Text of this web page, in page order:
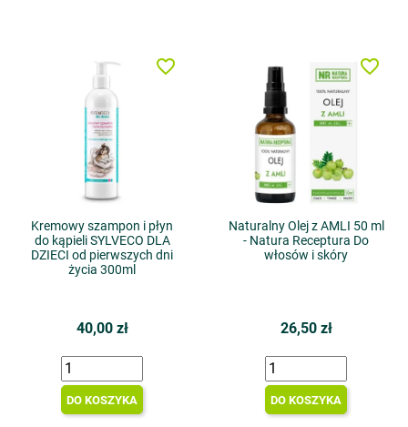
Kremowy szampon i płyn
do kąpieli SYLVECO DLA
DZIECI od pierwszych dni
życia 300ml
40,00 zł
DO KOSZYKA
favorite_border
Naturalny Olej z AMLI 50 ml
- Natura Receptura Do
włosów i skóry
26,50 zł
DO KOSZYKA
favorite_border